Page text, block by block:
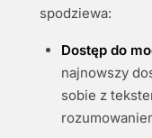
spodziewa:
Dostęp do
najnowszy
sobie z